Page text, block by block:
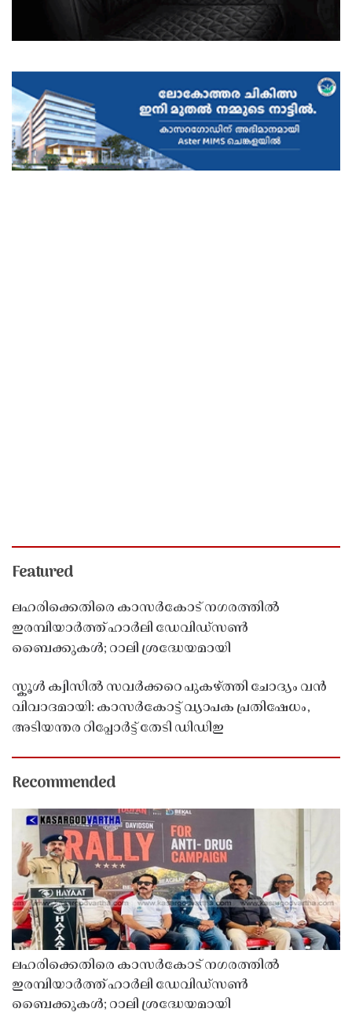
Featured
ലഹരിക്കെതിരെ കാസർകോട് നഗരത്തിൽ
ഇരമ്പിയാർത്ത് ഹാർലി ഡേവിഡ്‌സൺ
ബൈക്കുകൾ; റാലി ശ്രദ്ധേയമായി
സ്കൂൾ ക്വിസിൽ സവർക്കറെ പുകഴ്ത്തി ചോദ്യം വൻ
വിവാദമായി: കാസർകോട്ട് വ്യാപക പ്രതിഷേധം,
അടിയന്തര റിപ്പോർട്ട് തേടി ഡിഡിഇ
Recommended
ലഹരിക്കെതിരെ കാസർകോട് നഗരത്തിൽ
ഇരമ്പിയാർത്ത് ഹാർലി ഡേവിഡ്‌സൺ
ബൈക്കുകൾ; റാലി ശ്രദ്ധേയമായി